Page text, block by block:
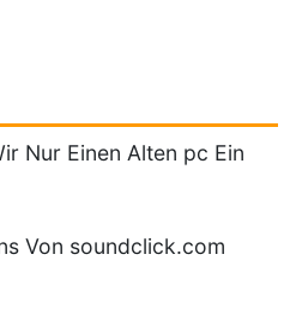
Nur Einen Alten pc Ein
Von soundclick.com